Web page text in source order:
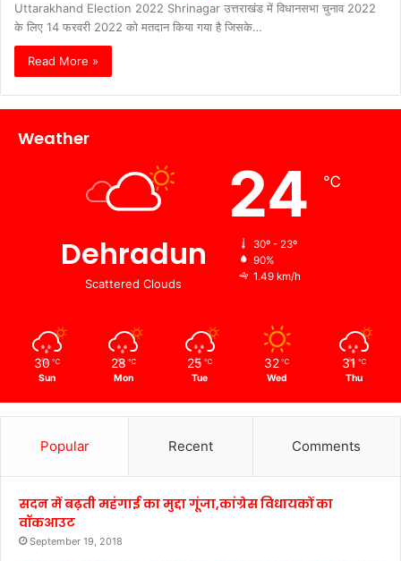
Uttarakhand Election 2022 Shrinagar उत्तराखंड में विधानसभा चुनाव 2022
के लिए 14 फरवरी 2022 को मतदान किया गया है जिसके…
Read More »
Weather
Dehradun
Scattered Clouds
24 ℃
30º - 23º
90%
1.49 km/h
30 ℃
Sun
28 ℃
Mon
25 ℃
Tue
32 ℃
Wed
31 ℃
Thu
Popular Recent Comments
सदन में बढ़ती महंगाई का मुद्दा गूंजा,कांग्रेस विधायकों का
वॉकआउट
September 19, 2018